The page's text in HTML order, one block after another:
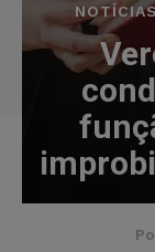
NOTÍCIAS